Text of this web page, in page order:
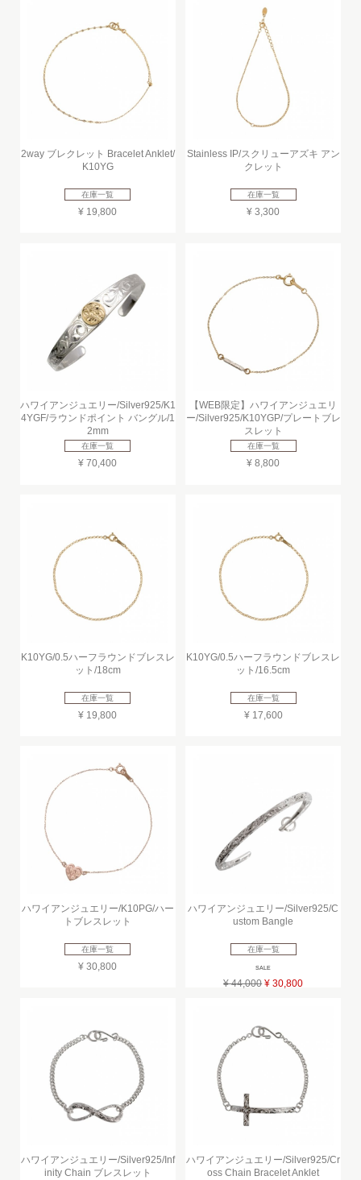
2way ブレクレット Bracelet Anklet/
K10YG
在庫一覧
¥ 19,800
Stainless IP/スクリューアズキ アン
クレット
在庫一覧
¥ 3,300
ハワイアンジュエリー/Silver925/K1
4YGF/ラウンドポイント バングル/1
2mm
在庫一覧
¥ 70,400
【WEB限定】ハワイアンジュエリ
ー/Silver925/K10YGP/プレートブレ
スレット
在庫一覧
¥ 8,800
K10YG/0.5ハーフラウンドブレスレ
ット/18cm
在庫一覧
¥ 19,800
K10YG/0.5ハーフラウンドブレスレ
ット/16.5cm
在庫一覧
¥ 17,600
ハワイアンジュエリー/K10PG/ハー
トブレスレット
在庫一覧
¥ 30,800
ハワイアンジュエリー/Silver925/C
ustom Bangle
在庫一覧
SALE
¥ 44,000 ¥ 30,800
ハワイアンジュエリー/Silver925/Inf
inity Chain ブレスレット
ハワイアンジュエリー/Silver925/Cr
oss Chain Bracelet Anklet